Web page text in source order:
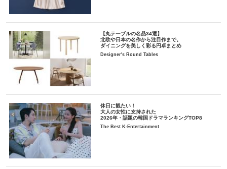
【丸テーブルの名品34選】
北欧や日本の名作から注目作まで。
ダイニングを美しく彩る円卓まとめ
Designer's Round Tables
休日に観たい！
大人の女性に支持された
2026年・話題の韓国ドラマランキングTOP8
The Best K-Entertainment